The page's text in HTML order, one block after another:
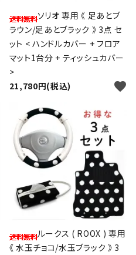
ソリオ 専用 《 足あとブ
ラウン/足あとブラック 》 3点 セ
ット < ハンドルカバー + フロア
マット1台分 + ティッシュカバー
>
21,780円(税込)
favorite
ルークス ( ROOX ) 専用
《 水玉チョコ/水玉ブラック 》 3